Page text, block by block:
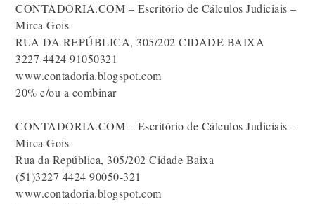
CONTADORIA.COM – Escritório de Cálculos Judiciais –
Mirca Gois
RUA DA REPÚBLICA, 305/202 CIDADE BAIXA
3227 4424 91050321
www.contadoria.blogspot.com
20% e/ou a combinar
CONTADORIA.COM – Escritório de Cálculos Judiciais –
Mirca Gois
Rua da República, 305/202 Cidade Baixa
(51)3227 4424 90050-321
www.contadoria.blogspot.com